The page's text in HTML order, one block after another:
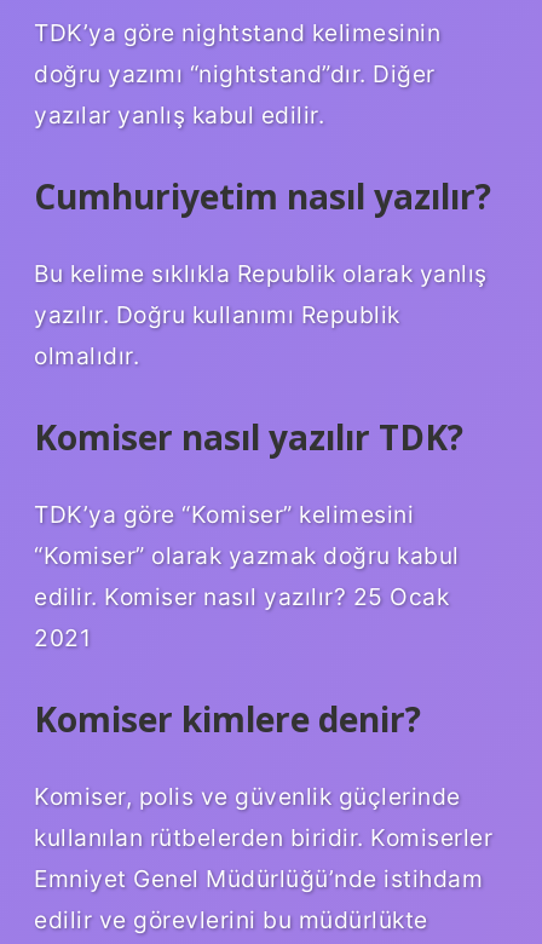
TDK’ya göre nightstand kelimesinin
doğru yazımı “nightstand”dır. Diğer
yazılar yanlış kabul edilir.
Cumhuriyetim nasıl yazılır?
Bu kelime sıklıkla Republik olarak yanlış
yazılır. Doğru kullanımı Republik
olmalıdır.
Komiser nasıl yazılır TDK?
TDK’ya göre “Komiser” kelimesini
“Komiser” olarak yazmak doğru kabul
edilir. Komiser nasıl yazılır? 25 Ocak
2021
Komiser kimlere denir?
Komiser, polis ve güvenlik güçlerinde
kullanılan rütbelerden biridir. Komiserler
Emniyet Genel Müdürlüğü’nde istihdam
edilir ve görevlerini bu müdürlükte